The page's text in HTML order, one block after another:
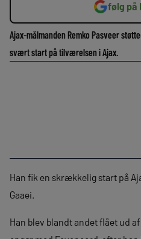
følg på
Ajax-målmanden Remko Pasveer
svært start på tilværelsen i Ajax.
Han fik en skrækkelig start på
Gaaei.
Han blev blandt andet flået ud